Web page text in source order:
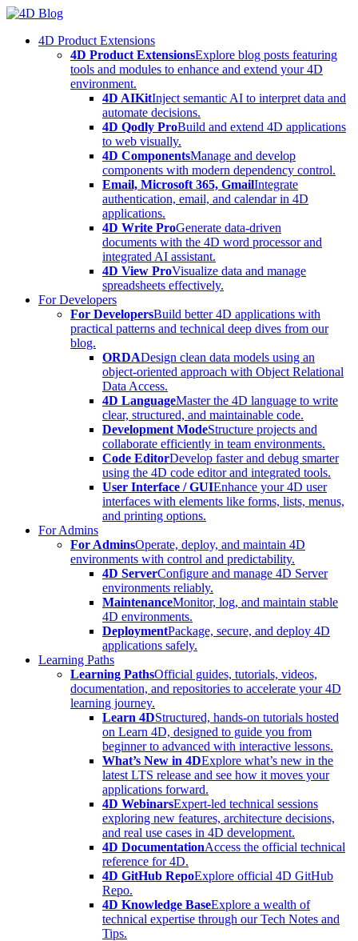
Skip
content4D Product Extensions
4D Product ExtensionsExplore blog posts featuring
tools and modules to enhance and extend your 4D
environment.
4D AIKitInject semantic AI to interpret data and
automate decisions.
4D Qodly ProBuild and extend 4D applications
to web visually.
4D ComponentsManage and develop
components with modern dependency control.
Email, Microsoft 365, GmailIntegrate
authentication, email, and calendar in 4D
applications.
4D Write ProGenerate data-driven
documents with the 4D word processor and
integrated AI assistant.
4D View ProVisualize data and manage
spreadsheets effectively.
For Developers
For DevelopersBuild better 4D applications with
practical patterns and technical deep dives from our
blog.
ORDADesign clean data models using an
object-oriented approach with Object Relational
Data Access.
4D LanguageMaster the 4D language to write
clear, structured, and maintainable code.
Development ModeStructure projects and
collaborate efficiently in team environments.
Code EditorDevelop faster and debug smarter
using the 4D code editor and integrated tools.
User Interface / GUIEnhance your 4D user
interfaces with elements like forms, lists, menus,
and printing options.
For Admins
For AdminsOperate, deploy, and maintain 4D
environments with control and predictability.
4D ServerConfigure and manage 4D Server
environments reliably.
MaintenanceMonitor, log, and maintain stable
4D environments.
DeploymentPackage, secure, and deploy 4D
applications safely.
Learning Paths
Learning PathsOfficial guides, tutorials, videos,
documentation, and repositories to accelerate your 4D
learning journey.
Learn 4DStructured, hands-on tutorials hosted
on Learn 4D, designed to guide you from
beginner to advanced with interactive lessons.
What’s New in 4DExplore what’s new in the
latest LTS release and see how it moves your
applications forward.
4D WebinarsExpert-led technical sessions
exploring new features, architecture decisions,
and real use cases in 4D development.
4D DocumentationAccess the official technical
reference for 4D.
4D GitHub RepoExplore official 4D GitHub
Repo.
4D Knowledge BaseExplore a wealth of
technical expertise through our Tech Notes and
Tips.